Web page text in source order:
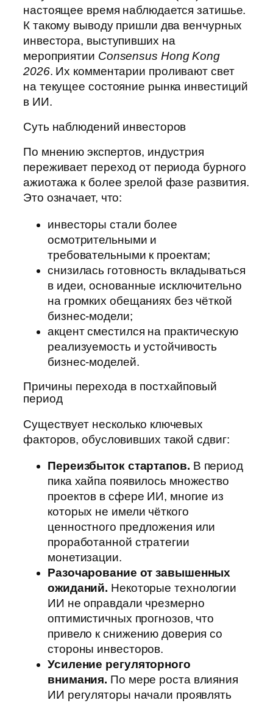
настоящее время наблюдается затишье.
К такому выводу пришли два венчурных
инвестора, выступивших на
мероприятии Consensus Hong Kong
2026. Их комментарии проливают свет
на текущее состояние рынка инвестиций
в ИИ.
Суть наблюдений инвесторов
По мнению экспертов, индустрия
переживает переход от периода бурного
ажиотажа к более зрелой фазе развития.
Это означает, что:
инвесторы стали более
осмотрительными и
требовательными к проектам;
снизилась готовность вкладываться
в идеи, основанные исключительно
на громких обещаниях без чёткой
бизнес‑модели;
акцент сместился на практическую
реализуемость и устойчивость
бизнес‑моделей.
Причины перехода в постхайповый
период
Существует несколько ключевых
факторов, обусловивших такой сдвиг:
Переизбыток стартапов. В период
пика хайпа появилось множество
проектов в сфере ИИ, многие из
которых не имели чёткого
ценностного предложения или
проработанной стратегии
монетизации.
Разочарование от завышенных
ожиданий. Некоторые технологии
ИИ не оправдали чрезмерно
оптимистичных прогнозов, что
привело к снижению доверия со
стороны инвесторов.
Усиление регуляторного
внимания. По мере роста влияния
ИИ регуляторы начали проявлять